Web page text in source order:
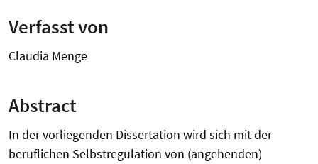
Verfasst von
Claudia Menge
Abstract
In der vorliegenden Dissertation wird sich mit der
beruflichen Selbstregulation von (angehenden)